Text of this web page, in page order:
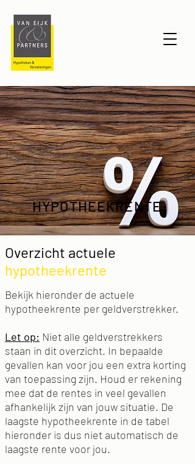
HYPOTHEEKRENTE
Overzicht actuele
hypotheekrente
Bekijk hieronder de actuele
hypotheekrente per geldverstrekker.
Let op: Niet alle geldverstrekkers
staan in dit overzicht. In bepaalde
gevallen kan voor jou een extra korting
van toepassing zijn. Houd er rekening
mee dat de rentes in veel gevallen
afhankelijk zijn van jouw situatie. De
laagste hypotheekrente in de tabel
hieronder is dus niet automatisch de
laagste rente voor jou.